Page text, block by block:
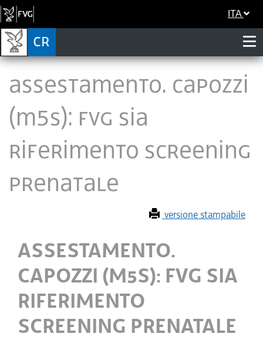
ITA
ASSESTAMENTO. CAPOZZI
(M5S): FVG SIA
RIFERIMENTO SCREENING
PRENATALE
versione stampabile
ASSESTAMENTO.
CAPOZZI (M5S): FVG SIA
RIFERIMENTO
SCREENING PRENATALE